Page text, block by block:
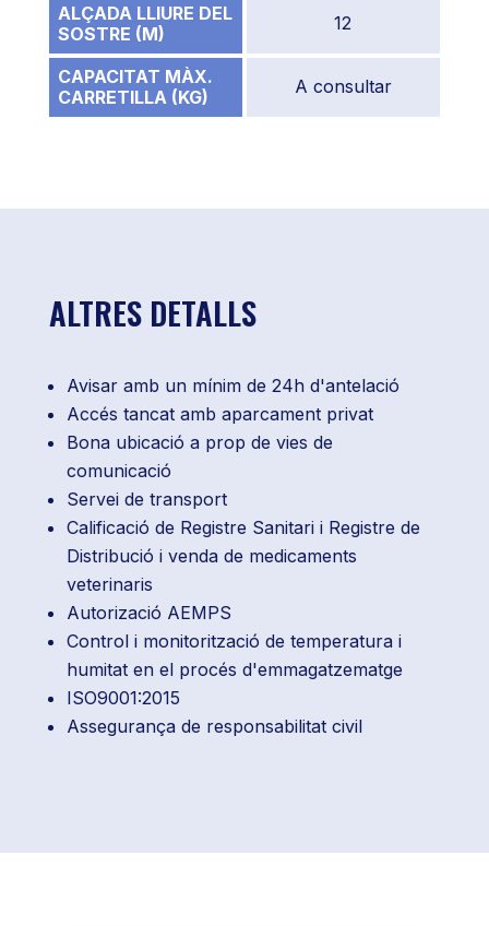
ALÇADA LLIURE DEL
SOSTRE (M)
12
CAPACITAT MÀX.
CARRETILLA (KG)
A consultar
ALTRES DETALLS
Avisar amb un mínim de 24h d'antelació
Accés tancat amb aparcament privat
Bona ubicació a prop de vies de
comunicació
Servei de transport
Calificació de Registre Sanitari i Registre de
Distribució i venda de medicaments
veterinaris
Autorizació AEMPS
Control i monitorització de temperatura i
humitat en el procés d'emmagatzematge
ISO9001:2015
Assegurança de responsabilitat civil